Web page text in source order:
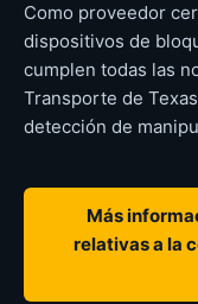
Como proveedor
dispositivos de
cumplen todas las
Transporte de
detección de
Más
relativas a la